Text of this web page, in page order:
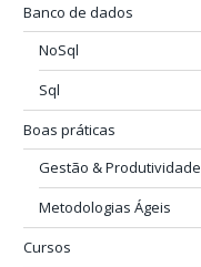
Banco de dados
NoSql
Sql
Boas práticas
Gestão & Produtividade
Metodologias Ágeis
Cursos